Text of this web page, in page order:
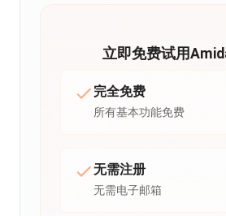
立即免费试用
完全免费
所有基本功能免费
无需注册
无需电子邮箱